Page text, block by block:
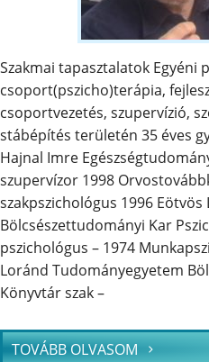
Szakmai tapasztalatok Egyéni
csoport(pszicho)terápia,
csoportvezetés, szupervízió,
stábépítés területén 35 éves
Hajnal Imre
szupervízor 1998
szakpszichológus 1996
Bölcsészettudományi Kar
pszichológus – 1974
Loránd Tudományegyetem
Könyvtár szak –
TOVÁBB OLVASOM